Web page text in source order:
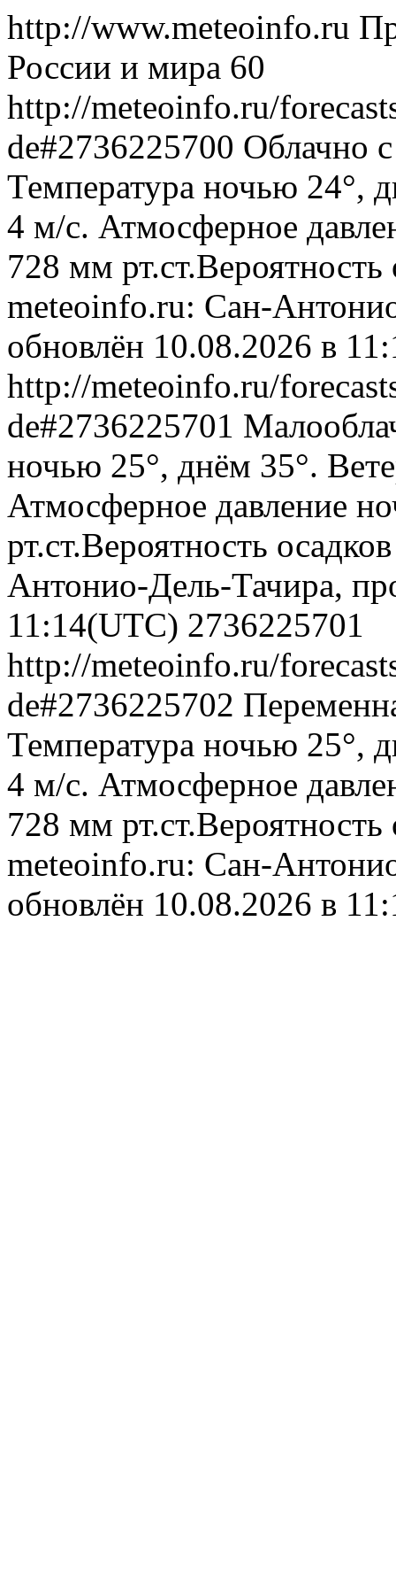
http://www.meteoinfo.ru
России и мира 60
http://meteoinfo.ru/
de#2736225700 Облачно
Температура ночью 24°,
4 м/с. Атмосферное
728 мм рт.ст.Вероятность
meteoinfo.ru: Сан-
обновлён 10.08.2026 в
http://meteoinfo.ru/
de#2736225701
ночью 25°, днём 35°.
Атмосферное давление
рт.ст.Вероятность
Антонио-Дель-Тачира,
11:14(UTC) 2736225701
http://meteoinfo.ru/
de#2736225702
Температура ночью 25°,
4 м/с. Атмосферное
728 мм рт.ст.Вероятность
meteoinfo.ru: Сан-
обновлён 10.08.2026 в